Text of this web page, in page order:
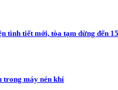
tình tiết mới, tòa tạm dừng đến
trong máy nén khí